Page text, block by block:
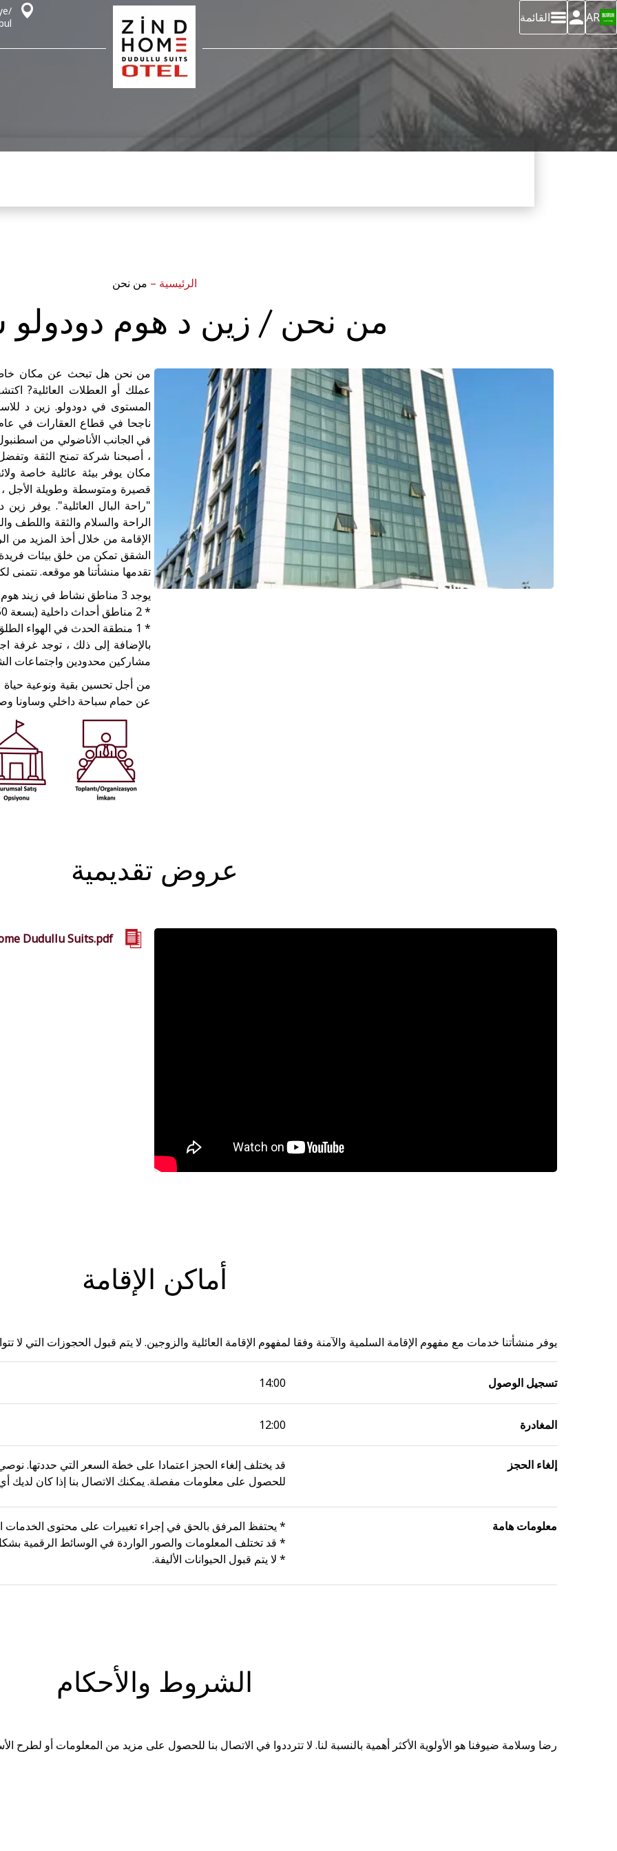
AR القائمة
الرئيسية – من نحن
من نحن / زين د هوم
من نحن هل تبحث عن مكان خاص
عملك أو العطلات العائلية?
في الجانب الأناضولي من
قصيرة ومتوسطة وطويلة الأجل
"راحة البال العائلية". يوفر
الراحة والسلام والثقة واللطف
الإقامة من خلال أخذ المزيد من
الشقق تمكن من خلق بيئات
تقدمها منشأتنا هو موقعه. نتمنى
يوجد 3 مناطق نشاط في زيند هوم دودولو:
* 2 مناطق أحداث داخلية (بسعة 150 و 500 شخص)
* 1 منطقة الحدث في الهواء الطلق (القدرة على 350 شخصا)
بالإضافة إلى ذلك ، توجد غرفة
مشاركين محدودين واجتماعات
عن حمام سباحة داخلي وساونا
عروض تقديمية
Dudullu Suits.pdf
أماكن الإقامة
يوفر منشأتنا خدمات مع مفهوم الإقامة السلمية والآمنة وفقا لمفهوم الإقامة العائلية والزوجين. لا يتم قبول الحجوزات التي لا
تسجيل الوصول 14:00
المغادرة 12:00
إلغاء الحجز
قد يختلف إلغاء الحجز اعتمادا على خطة السعر التي حددتها.
للحصول على معلومات مفصلة. يمكنك الاتصال بنا إذا كان لديك
معلومات هامة
* يحتفظ المرفق بالحق في إجراء تغييرات على محتوى
* قد تختلف المعلومات والصور الواردة في الوسائط الرقمية
* لا يتم قبول الحيوانات الأليفة.
الشروط والأحكام
رضا وسلامة ضيوفنا هو الأولوية الأكثر أهمية بالنسبة لنا. لا تترددوا في الاتصال بنا للحصول على مزيد من المعلومات أو لطرح